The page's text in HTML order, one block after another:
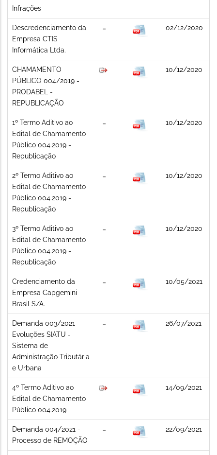
Infrações
Descredenciamento da
Empresa CTIS
Informática Ltda.
02/12/2020
CHAMAMENTO
PÚBLICO 004/2019 -
PRODABEL -
REPUBLICAÇÃO
10/12/2020
1º Termo Aditivo ao
Edital de Chamamento
Público 004.2019 -
Republicação
10/12/2020
2º Termo Aditivo ao
Edital de Chamamento
Público 004.2019 -
Republicação
10/12/2020
3º Termo Aditivo ao
Edital de Chamamento
Público 004.2019 -
Republicação
10/12/2020
Credenciamento da
Empresa Capgemini
Brasil S/A.
10/05/2021
Demanda 003/2021 -
Evoluções SIATU -
Sistema de
Administração Tributária
e Urbana
26/07/2021
4º Termo Aditivo ao
Edital de Chamamento
Público 004.2019
14/09/2021
Demanda 004/2021 -
Processo de REMOÇÃO
22/09/2021